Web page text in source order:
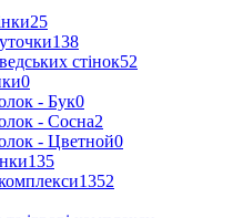
25
138
стінок52
0
- Бук0
- Сосна2
- Цветной0
135
1352